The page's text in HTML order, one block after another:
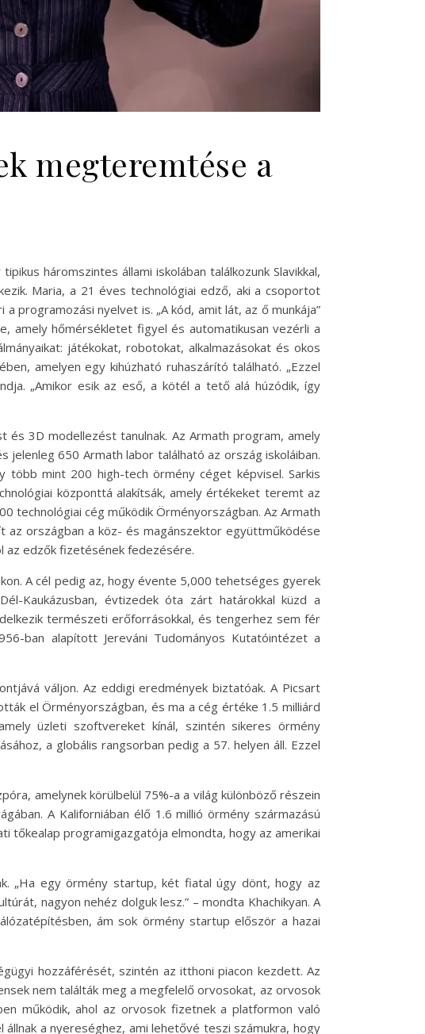
megteremtése a
háromszintes állami iskolában találkozunk Slavikkal,
Maria, a 21 éves technológiai edző, aki a csoportot
programozási nyelvet is. „A kód, amit lát, az ő munkája”
amely hőmérsékletet figyel és automatikusan vezérli a
játékokat, robotokat, alkalmazásokat és okos
amelyen egy kihúzható ruhaszárító található. „Ezzel
„Amikor esik az eső, a kötél a tető alá húzódik, így
3D modellezést tanulnak. Az Armath program, amely
jelenleg 650 Armath labor található az ország iskoláiban.
több mint 200 high-tech örmény céget képvisel. Sarkis
központtá alakítsák, amely értékeket teremt az
technológiai cég működik Örményországban. Az Armath
az országban a köz- és magánszektor együttműködése
az edzők fizetésének fedezésére.
A cél pedig az, hogy évente 5,000 tehetséges gyerek
Kaukázusban, évtizedek óta zárt határokkal küzd a
természeti erőforrásokkal, és tengerhez sem fér
ban alapított Jereváni Tudományos Kutatóintézet a
váljon. Az eddigi eredmények biztatóak. A Picsart
el Örményországban, és ma a cég értéke 1.5 milliárd
üzleti szoftvereket kínál, szintén sikeres örmény
a globális rangsorban pedig a 57. helyen áll. Ezzel
amelynek körülbelül 75%-a a világ különböző részein
A Kaliforniában élő 1.6 millió örmény származású
tőkealap programigazgatója elmondta, hogy az amerikai
„Ha egy örmény startup, két fiatal úgy dönt, hogy az
nagyon nehéz dolguk lesz.” – mondta Khachikyan. A
ám sok örmény startup először a hazai
hozzáférését, szintén az itthoni piacon kezdett. Az
nem találták meg a megfelelő orvosokat, az orvosok
működik, ahol az orvosok fizetnek a platformon való
a nyereséghez, ami lehetővé teszi számukra, hogy